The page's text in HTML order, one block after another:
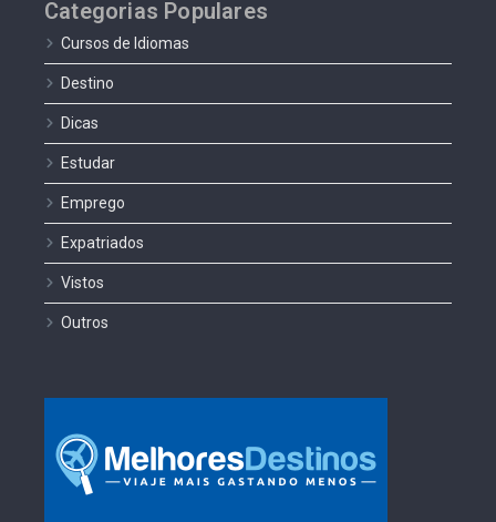
Categorias Populares
Cursos de Idiomas
Destino
Dicas
Estudar
Emprego
Expatriados
Vistos
Outros